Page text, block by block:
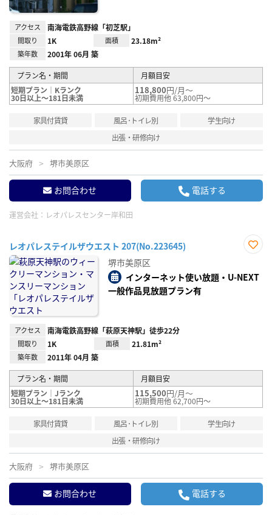
アクセス 南海電鉄高野線「初芝駅」
間取り 1K 面積 23.18m²
築年数 2001年 06月 築
プラン名・期間
月額目安
短期プラン｜Kランク
30日以上～181日未満
118,800円/月～
初期費用他 63,800円～
家具付賃貸 風呂･トイレ別
学生向け
出張・研修向け
大阪府 堺市美原区
お問合わせ 電話する
運営会社： レオパレスセンター岸和田
レオパレステイルザウエスト 207(No.223645)
り登
録
堺市美原区
インターネット使い放題・U-NEXT
一般作品見放題プラン有
アクセス 南海電鉄高野線「萩原天神駅」徒歩22分
間取り 1K 面積 21.81m²
築年数 2011年 04月 築
プラン名・期間
月額目安
短期プラン｜Jランク
30日以上～181日未満
115,500円/月～
初期費用他 62,700円～
家具付賃貸 風呂･トイレ別
学生向け
出張・研修向け
大阪府 堺市美原区
お問合わせ 電話する